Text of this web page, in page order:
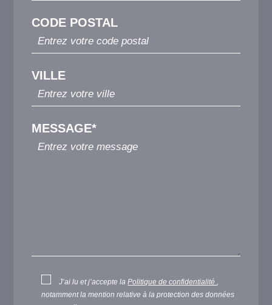
CODE POSTAL
VILLE
MESSAGE*
J’ai lu et j’accepte laPolitique de confidentialité,
notamment la mention relative à la protection des données